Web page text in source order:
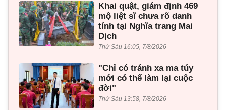
Khai quật, giám định 469
mộ liệt sĩ chưa rõ danh
tính tại Nghĩa trang Mai
Dịch
Thứ Sáu 16:05, 7/8/2026
"Chỉ có tránh xa ma túy
mới có thể làm lại cuộc
đời"
Thứ Sáu 13:58, 7/8/2026